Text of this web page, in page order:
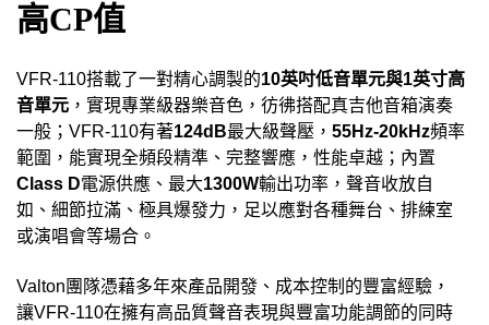
高CP值
VFR-110搭載了一對精心調製的10英吋低音單元與1英寸高
音單元 ，實現專業級器樂音色，彷彿搭配真吉他音箱演奏
一般； VFR-110有著124dB最大級聲壓， 55Hz-20kHz頻率
範圍，能實現全頻段精準、完整響應，性能卓越；內置
Class D電源供應、最大1300W輸出功率，聲音收放自
如、細節拉滿、極具爆發力，足以應對各種舞台、排練室
或演唱會等場合。
Valton 團隊憑藉多年來產品開發、成本控制的豐富經驗，
讓VFR-110在擁有高品質聲音表現與豐富功能調節的同時